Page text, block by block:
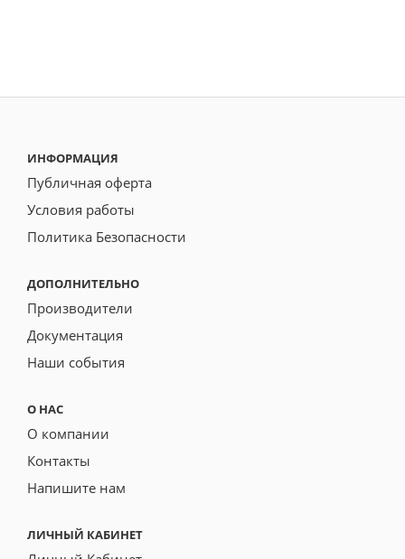
ИНФОРМАЦИЯ
Публичная оферта
Условия работы
Политика Безопасности
ДОПОЛНИТЕЛЬНО
Производители
Документация
Наши события
О НАС
О компании
Контакты
Напишите нам
ЛИЧНЫЙ КАБИНЕТ